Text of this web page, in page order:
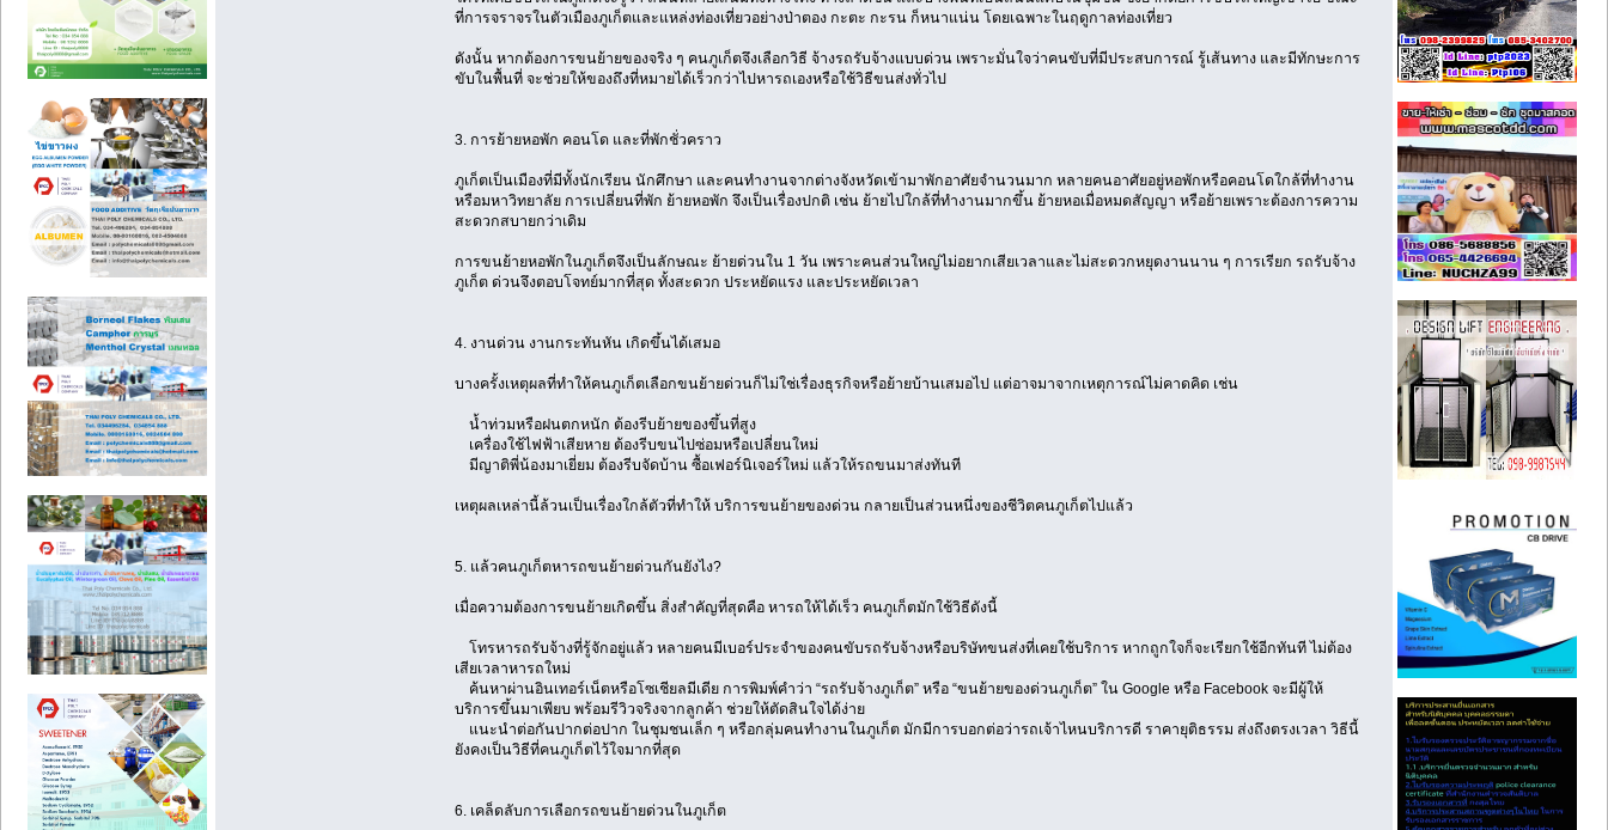
ที่การจราจรในตัวเมืองภูเก็ตและแหล่งท่องเที่ยวอย่างป่าตอง กะตะ กะรน ก็หนาแน่น โดยเฉพาะในฤดูกาลท่องเที่ยว
ดังนั้น หากต้องการขนย้ายของจริง ๆ คนภูเก็ตจึงเลือกวิธี จ้างรถรับจ้างแบบด่วน เพราะมั่นใจว่าคนขับที่มีประสบการณ์ รู้เส้นทาง และมีทักษะการ
ขับในพื้นที่ จะช่วยให้ของถึงที่หมายได้เร็วกว่าไปหารถเองหรือใช้วิธีขนส่งทั่วไป
3. การย้ายหอพัก คอนโด และที่พักชั่วคราว
ภูเก็ตเป็นเมืองที่มีทั้งนักเรียน นักศึกษา และคนทำงานจากต่างจังหวัดเข้ามาพักอาศัยจำนวนมาก หลายคนอาศัยอยู่หอพักหรือคอนโดใกล้ที่ทำงาน
หรือมหาวิทยาลัย การเปลี่ยนที่พัก ย้ายหอพัก จึงเป็นเรื่องปกติ เช่น ย้ายไปใกล้ที่ทำงานมากขึ้น ย้ายหอเมื่อหมดสัญญา หรือย้ายเพราะต้องการความ
สะดวกสบายกว่าเดิม
การขนย้ายหอพักในภูเก็ตจึงเป็นลักษณะ ย้ายด่วนใน 1 วัน เพราะคนส่วนใหญ่ไม่อยากเสียเวลาและไม่สะดวกหยุดงานนาน ๆ การเรียก รถรับจ้าง
ภูเก็ต ด่วนจึงตอบโจทย์มากที่สุด ทั้งสะดวก ประหยัดแรง และประหยัดเวลา
4. งานด่วน งานกระทันหัน เกิดขึ้นได้เสมอ
บางครั้งเหตุผลที่ทำให้คนภูเก็ตเลือกขนย้ายด่วนก็ไม่ใช่เรื่องธุรกิจหรือย้ายบ้านเสมอไป แต่อาจมาจากเหตุการณ์ไม่คาดคิด เช่น
น้ำท่วมหรือฝนตกหนัก ต้องรีบย้ายของขึ้นที่สูง
เครื่องใช้ไฟฟ้าเสียหาย ต้องรีบขนไปซ่อมหรือเปลี่ยนใหม่
มีญาติพี่น้องมาเยี่ยม ต้องรีบจัดบ้าน ซื้อเฟอร์นิเจอร์ใหม่ แล้วให้รถขนมาส่งทันที
เหตุผลเหล่านี้ล้วนเป็นเรื่องใกล้ตัวที่ทำให้ บริการขนย้ายของด่วน กลายเป็นส่วนหนึ่งของชีวิตคนภูเก็ตไปแล้ว
5. แล้วคนภูเก็ตหารถขนย้ายด่วนกันยังไง?
เมื่อความต้องการขนย้ายเกิดขึ้น สิ่งสำคัญที่สุดคือ หารถให้ได้เร็ว คนภูเก็ตมักใช้วิธีดังนี้
โทรหารถรับจ้างที่รู้จักอยู่แล้ว หลายคนมีเบอร์ประจำของคนขับรถรับจ้างหรือบริษัทขนส่งที่เคยใช้บริการ หากถูกใจก็จะเรียกใช้อีกทันที ไม่ต้อง
เสียเวลาหารถใหม่
ค้นหาผ่านอินเทอร์เน็ตหรือโซเชียลมีเดีย การพิมพ์คำว่า “รถรับจ้างภูเก็ต” หรือ “ขนย้ายของด่วนภูเก็ต” ใน Google หรือ Facebook จะมีผู้ให้
บริการขึ้นมาเพียบ พร้อมรีวิวจริงจากลูกค้า ช่วยให้ตัดสินใจได้ง่าย
แนะนำต่อกันปากต่อปาก ในชุมชนเล็ก ๆ หรือกลุ่มคนทำงานในภูเก็ต มักมีการบอกต่อว่ารถเจ้าไหนบริการดี ราคายุติธรรม ส่งถึงตรงเวลา วิธีนี้
ยังคงเป็นวิธีที่คนภูเก็ตไว้ใจมากที่สุด
6. เคล็ดลับการเลือกรถขนย้ายด่วนในภูเก็ต